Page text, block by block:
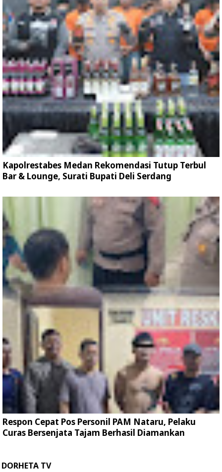
Kapolrestabes Medan Rekomendasi Tutup Terbul
Bar & Lounge, Surati Bupati Deli Serdang
Respon Cepat Pos Personil PAM Nataru, Pelaku
Curas Bersenjata Tajam Berhasil Diamankan
DORHETA TV